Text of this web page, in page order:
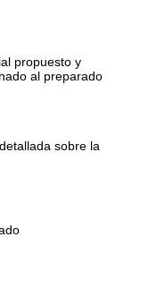
propuesto y
al preparado
sobre la